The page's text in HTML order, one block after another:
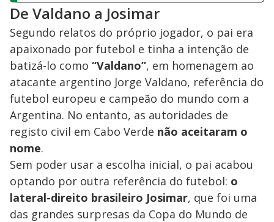
De Valdano a Josimar
Segundo relatos do próprio jogador, o pai era
apaixonado por futebol e tinha a intenção de
batizá-lo como “Valdano”, em homenagem ao
atacante argentino Jorge Valdano, referência do
futebol europeu e campeão do mundo com a
Argentina. No entanto, as autoridades de
registo civil em Cabo Verde não aceitaram o
nome.
Sem poder usar a escolha inicial, o pai acabou
optando por outra referência do futebol: o
lateral-direito brasileiro Josimar, que foi uma
das grandes surpresas da Copa do Mundo de